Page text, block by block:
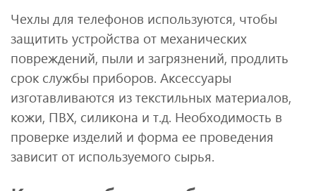
Чехлы для телефонов используются, чтобы
защитить устройства от механических
повреждений, пыли и загрязнений, продлить
срок службы приборов. Аксессуары
изготавливаются из текстильных материалов,
кожи, ПВХ, силикона и т.д. Необходимость в
проверке изделий и форма ее проведения
зависит от используемого сырья.